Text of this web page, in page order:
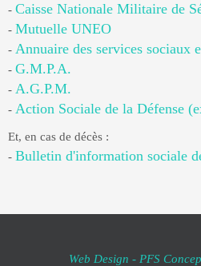
- Caisse Nationale Militaire de
- Mutuelle UNEO
- Annuaire des services sociaux
- G.M.P.A.
- A.G.P.M.
- Action Sociale de la Défense
Et, en cas de décès :
- Bulletin d'information sociale
Web Design - PFS